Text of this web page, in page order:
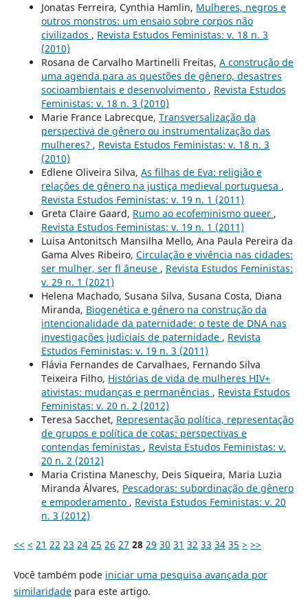
Jonatas Ferreira, Cynthia Hamlin, Mulheres, negros e
outros monstros: um ensaio sobre corpos não
civilizados , Revista Estudos Feministas: v. 18 n. 3
(2010)
Rosana de Carvalho Martinelli Freitas, A construção de
uma agenda para as questões de gênero, desastres
socioambientais e desenvolvimento , Revista Estudos
Feministas: v. 18 n. 3 (2010)
Marie France Labrecque, Transversalização da
perspectiva de gênero ou instrumentalização das
mulheres? , Revista Estudos Feministas: v. 18 n. 3
(2010)
Edlene Oliveira Silva, As filhas de Eva: religião e
relações de gênero na justiça medieval portuguesa ,
Revista Estudos Feministas: v. 19 n. 1 (2011)
Greta Claire Gaard, Rumo ao ecofeminismo queer ,
Revista Estudos Feministas: v. 19 n. 1 (2011)
Luisa Antonitsch Mansilha Mello, Ana Paula Pereira da
Gama Alves Ribeiro, Circulação e vivência nas cidades:
ser mulher, ser fl âneuse , Revista Estudos Feministas:
v. 29 n. 1 (2021)
Helena Machado, Susana Silva, Susana Costa, Diana
Miranda, Biogenética e género na construção da
intencionalidade da paternidade: o teste de DNA nas
investigações judiciais de paternidade , Revista
Estudos Feministas: v. 19 n. 3 (2011)
Flávia Fernandes de Carvalhaes, Fernando Silva
Teixeira Filho, Histórias de vida de mulheres HIV+
ativistas: mudanças e permanências , Revista Estudos
Feministas: v. 20 n. 2 (2012)
Teresa Sacchet, Representação política, representação
de grupos e política de cotas: perspectivas e
contendas feministas , Revista Estudos Feministas: v.
20 n. 2 (2012)
Maria Cristina Maneschy, Deis Siqueira, Maria Luzia
Miranda Álvares, Pescadoras: subordinação de gênero
e empoderamento , Revista Estudos Feministas: v. 20
n. 3 (2012)
<< < 21 22 23 24 25 26 27 28 29 30 31 32 33 34 35 > >>
Você também pode iniciar uma pesquisa avançada por
similaridadepara este artigo.